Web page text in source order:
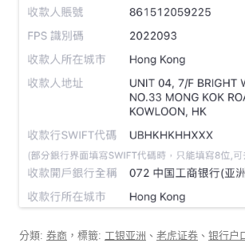
分類: 券商 ，標籤: 工银亚洲 、 老虎证券 、 银行户